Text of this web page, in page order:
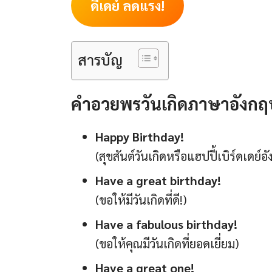
ดีเดย์ ลดแรง!
สารบัญ
คำอวยพรวันเกิดภาษาอังก
Happy Birthday!
(สุขสันต์วันเกิดหรือแฮปปี้เบิร์ดเดย์อั
Have a great birthday!
(ขอให้มีวันเกิดที่ดี!)
Have a fabulous birthday!
(ขอให้คุณมีวันเกิดที่ยอดเยี่ยม)
Have a great one!